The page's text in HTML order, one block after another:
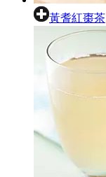
黃耆紅棗茶